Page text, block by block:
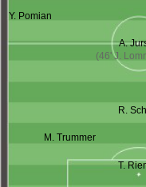
Y. Pomian
A.
(46' J.
R.
M. Trummer
T.